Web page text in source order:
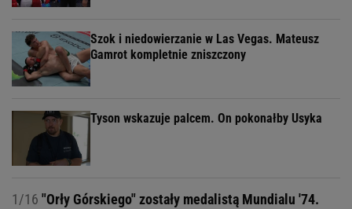
Szok i niedowierzanie w Las Vegas. Mateusz
Gamrot kompletnie zniszczony
Tyson wskazuje palcem. On pokonałby Usyka
1/16 "Orły Górskiego" zostały medalistą Mundialu '74.